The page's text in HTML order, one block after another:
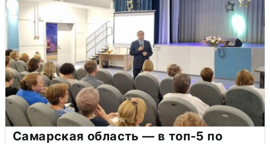
Самарская область — в топ-5 по